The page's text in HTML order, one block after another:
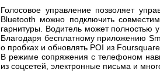
Голосовое управление позволяет
Bluetooth можно подключить
гарнитуры. Водитель может полностью
Благодаря бесплатному приложению
о пробках и обновлять POI из Foursquare.
В режиме сопряжения с телефоном
из соцсетей, электронные письма и